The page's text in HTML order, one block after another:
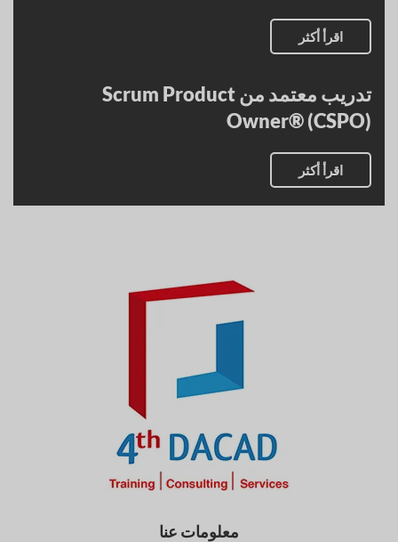
اقرأ أكثر
تدريب معتمد من Scrum Product
Owner® (CSPO)
اقرأ أكثر
معلومات عنا